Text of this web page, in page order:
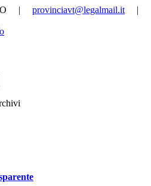
| provinciavt@legalmail.it |